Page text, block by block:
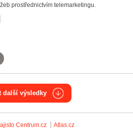
prostřednictvím telemarketingu.
další výsledky
Centrum.cz Atlas.cz